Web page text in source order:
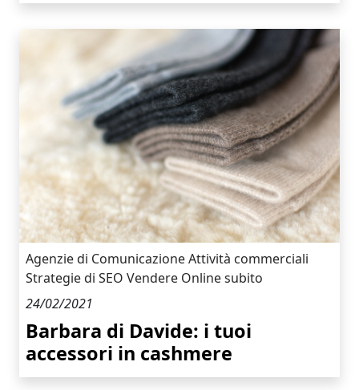
Agenzie di ComunicazioneAttività commerciali
Strategie di SEO Vendere Online subito
24/02/2021
Barbara di Davide: i tuoi
accessori in cashmere